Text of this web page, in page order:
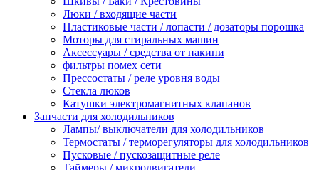
Люки / входящие части
Пластиковые части / лопасти / дозаторы порошка
Моторы для стиральных машин
Аксессуары / средства от накипи
фильтры помех сети
Прессостаты / реле уровня воды
Стекла люков
Катушки электромагнитных клапанов
Запчасти для холодильников
Лампы/ выключатели для холодильников
Термостаты / терморегуляторы для холодильников
Пусковые / пускозащитные реле